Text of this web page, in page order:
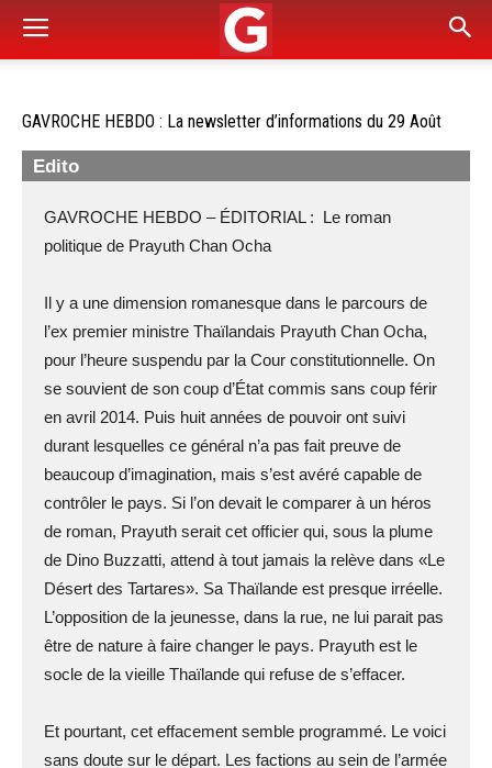
GAVROCHE HEBDO : La newsletter d’informations du 29 Août
Edito
GAVROCHE HEBDO – ÉDITORIAL : Le roman
politique de Prayuth Chan Ocha
Il y a une dimension romanesque dans le parcours de
l’ex premier ministre Thaïlandais Prayuth Chan Ocha,
pour l’heure suspendu par la Cour constitutionnelle. On
se souvient de son coup d’État commis sans coup férir
en avril 2014. Puis huit années de pouvoir ont suivi
durant lesquelles ce général n’a pas fait preuve de
beaucoup d’imagination, mais s’est avéré capable de
contrôler le pays. Si l’on devait le comparer à un héros
de roman, Prayuth serait cet officier qui, sous la plume
de Dino Buzzatti, attend à tout jamais la relève dans «Le
Désert des Tartares». Sa Thaïlande est presque irréelle.
L’opposition de la jeunesse, dans la rue, ne lui parait pas
être de nature à faire changer le pays. Prayuth est le
socle de la vieille Thaïlande qui refuse de s’effacer.
Et pourtant, cet effacement semble programmé. Le voici
sans doute sur le départ. Les factions au sein de l’armée